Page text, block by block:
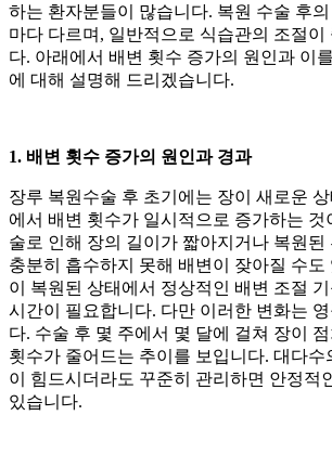
하는 환자분들이 많습니다. 복원 수술 후
마다 다르며, 일반적으로 식습관의 조절이
다. 아래에서 배변 횟수 증가의 원인과 이
에 대해 설명해 드리겠습니다.
1. 배변 횟수 증가의 원인과 경과
장루 복원수술 후 초기에는 장이 새로운
에서 배변 횟수가 일시적으로 증가하는 것
술로 인해 장의 길이가 짧아지거나 복원된
충분히 흡수하지 못해 배변이 잦아질 수도
이 복원된 상태에서 정상적인 배변 조절
시간이 필요합니다. 다만 이러한 변화는
다. 수술 후 몇 주에서 몇 달에 걸쳐 장이
횟수가 줄어드는 추이를 보입니다. 대다수
이 힘드시더라도 꾸준히 관리하면 안정적
있습니다.